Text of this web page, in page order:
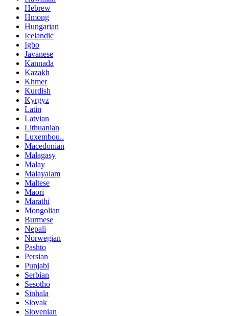
Hebrew
Hmong
Hungarian
Icelandic
Igbo
Javanese
Kannada
Kazakh
Khmer
Kurdish
Kyrgyz
Latin
Latvian
Lithuanian
Luxembou..
Macedonian
Malagasy
Malay
Malayalam
Maltese
Maori
Marathi
Mongolian
Burmese
Nepali
Norwegian
Pashto
Persian
Punjabi
Serbian
Sesotho
Sinhala
Slovak
Slovenian